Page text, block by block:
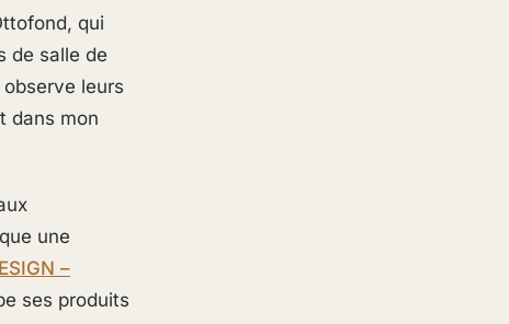
qui
de salle de
leurs
dans mon
une
–
ses produits